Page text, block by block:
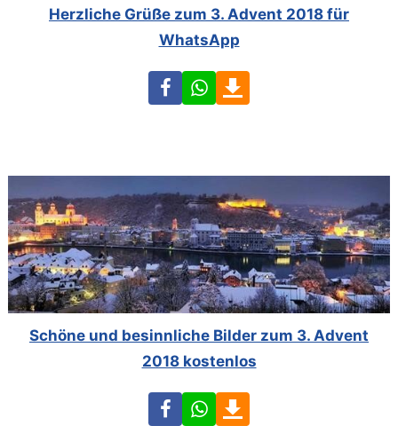
Herzliche Grüße zum 3. Advent 2018 für
WhatsApp
FacebookWhatsApp
Schöne und besinnliche Bilder zum 3. Advent
2018 kostenlos
FacebookWhatsApp